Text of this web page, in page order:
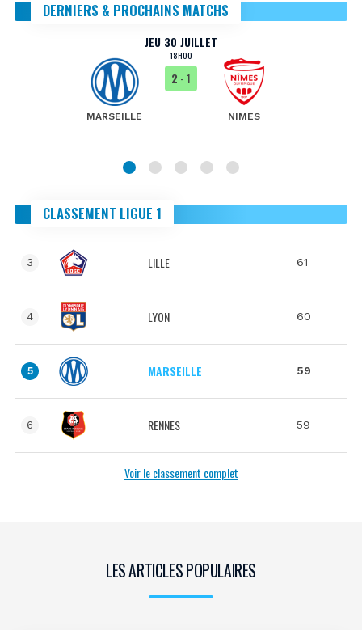
DERNIERS & PROCHAINS MATCHS
JEU 30 JUILLET
18H00
MARSEILLE
2 - 1
NIMES
CLASSEMENT LIGUE 1
3 LILLE 61
4 LYON 60
5 MARSEILLE 59
6 RENNES 59
Voir le classement complet
LES ARTICLES POPULAIRES